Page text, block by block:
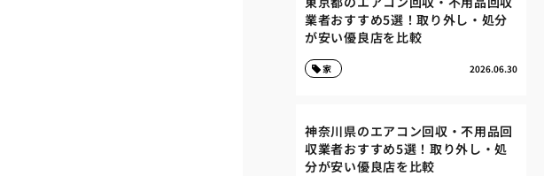
業者おすすめ5選！取り外し・処分
が安い優良店を比較
2026.06.30
家
神奈川県のエアコン回収・不用品回
収業者おすすめ5選！取り外し・処
分が安い優良店を比較